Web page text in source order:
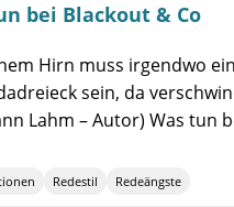
bei Blackout & Co
Hirn muss irgendwo ein
sein, da
Lahm – Autor) Was tun
Redestil Redeängste